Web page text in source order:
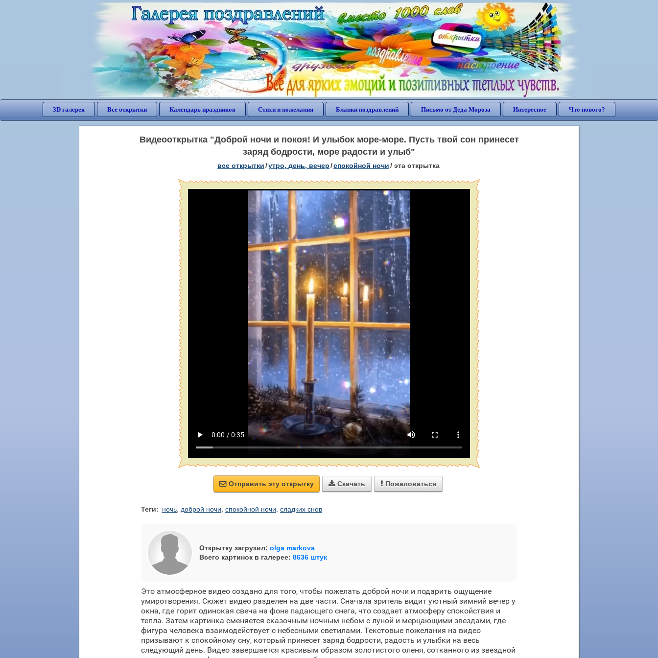
3D галерея Все открытки Календарь праздников Стихи и пожелания Бланки поздравлений Письмо от Деда Мороза Интересное Что нового?
Видеооткрытка "Доброй ночи и покоя! И улыбок море-море. Пусть твой сон принесет
заряд бодрости, море радости и улыб"
все открытки/утро, день, вечер/спокойной ночи/ эта открытка
 Отправить эту открытку  Скачать  Пожаловаться
Теги: ночь доброй ночи спокойной ночи сладких снов
Открытку загрузил: olga markova
Всего картинок в галерее: 8636 штук
Это атмосферное видео создано для того, чтобы пожелать доброй ночи и подарить ощущение
умиротворения. Сюжет видео разделен на две части. Сначала зритель видит уютный зимний вечер у
окна, где горит одинокая свеча на фоне падающего снега, что создает атмосферу спокойствия и
тепла. Затем картинка сменяется сказочным ночным небом с луной и мерцающими звездами, где
фигура человека взаимодействует с небесными светилами. Текстовые пожелания на видео
призывают к спокойному сну, который принесет заряд бодрости, радость и улыбки на весь
следующий день. Видео завершается красивым образом золотистого оленя, сотканного из звездной